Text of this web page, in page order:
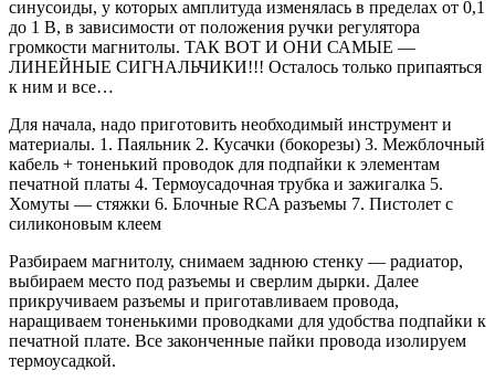
синусоиды, у которых амплитуда изменялась в пределах от 0,1
до 1 В, в зависимости от положения ручки регулятора
громкости магнитолы. ТАК ВОТ И ОНИ САМЫЕ —
ЛИНЕЙНЫЕ СИГНАЛЬЧИКИ!!! Осталось только припаяться
к ним и все…
Для начала, надо приготовить необходимый инструмент и
материалы. 1. Паяльник 2. Кусачки (бокорезы) 3. Межблочный
кабель + тоненький проводок для подпайки к элементам
печатной платы 4. Термоусадочная трубка и зажигалка 5.
Хомуты — стяжки 6. Блочные RCA разъемы 7. Пистолет с
силиконовым клеем
Разбираем магнитолу, снимаем заднюю стенку — радиатор,
выбираем место под разъемы и сверлим дырки. Далее
прикручиваем разъемы и приготавливаем провода,
наращиваем тоненькими проводками для удобства подпайки к
печатной плате. Все законченные пайки провода изолируем
термоусадкой.